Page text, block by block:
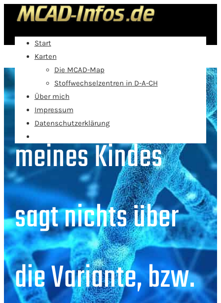
Start
Karten
Die MCAD-Map
Stoffwechselzentren in D-A-CH
Über mich
Impressum
Datenschutzerklärung
Der Befund
meines Kindes
sagt nichts über
die Variante, bzw.